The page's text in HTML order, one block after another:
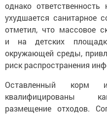
однако ответственность
ухудшается санитарное
отметил, что массовое
и на детских
окружающей среды,
риск распространения
Оставленный
квалифицированы
размещение отходов.